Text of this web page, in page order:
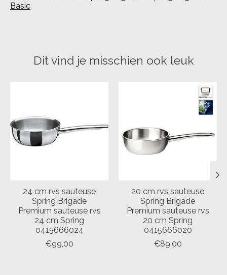
Basic
Dit vind je misschien ook leuk
24 cm rvs sauteuse
Spring Brigade
Premium sauteuse rvs
24 cm Spring
0415666024
€99,00
20 cm rvs sauteuse
Spring Brigade
Premium sauteuse rvs
20 cm Spring
0415666020
€89,00